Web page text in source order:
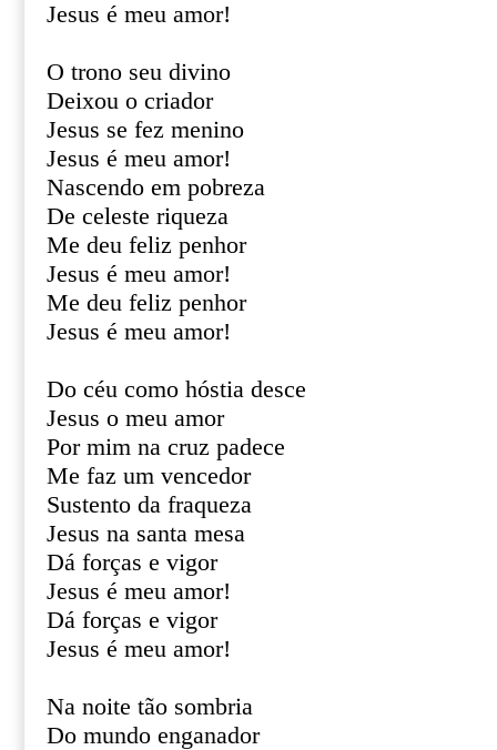
Jesus é meu amor!
O trono seu divino
Deixou o criador
Jesus se fez menino
Jesus é meu amor!
Nascendo em pobreza
De celeste riqueza
Me deu feliz penhor
Jesus é meu amor!
Me deu feliz penhor
Jesus é meu amor!
Do céu como hóstia desce
Jesus o meu amor
Por mim na cruz padece
Me faz um vencedor
Sustento da fraqueza
Jesus na santa mesa
Dá forças e vigor
Jesus é meu amor!
Dá forças e vigor
Jesus é meu amor!
Na noite tão sombria
Do mundo enganador